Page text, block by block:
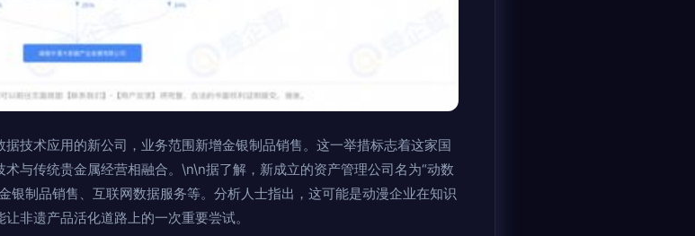
技术应用的新公司，业务范围新增金银制品销售。这一举措标志着这家国
与传统贵金属经营相融合。\n\n据了解，新成立的资产管理公司名为“动数
银制品销售、互联网数据服务等。分析人士指出，这可能是动漫企业在知识
非遗产品活化道路上的一次重要尝试。